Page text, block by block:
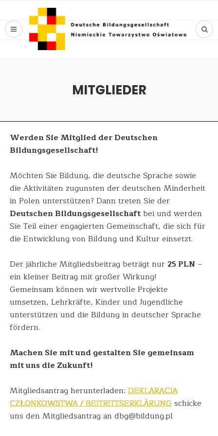
MITGLIEDER
Werden Sie Mitglied der Deutschen
Bildungsgesellschaft!
Möchten Sie Bildung, die deutsche Sprache sowie
die Aktivitäten zugunsten der deutschen Minderheit
in Polen unterstützen? Dann treten Sie der
Deutschen Bildungsgesellschaftbei und werden
Sie Teil einer engagierten Gemeinschaft, die sich für
die Entwicklung von Bildung und Kultur einsetzt.
Der jährliche Mitgliedsbeitrag beträgt nur 25 PLN –
ein kleiner Beitrag mit großer Wirkung!
Gemeinsam können wir wertvolle Projekte
umsetzen, Lehrkräfte, Kinder und Jugendliche
unterstützen und die Bildung in deutscher Sprache
fördern.
Machen Sie mit und gestalten Sie gemeinsam
mit uns die Zukunft!
Mitgliedsantrag herunterladen: DEKLARACJA
CZŁONKOWSTWA / BEITRITTSERKLÄRUNGschicke
uns den Mitgliedsantrag an dbg@bildung.pl